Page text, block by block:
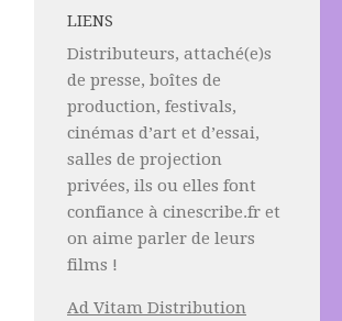
LIENS
Distributeurs, attaché(e)s
de presse, boîtes de
production, festivals,
cinémas d’art et d’essai,
salles de projection
privées, ils ou elles font
confiance à cinescribe.fr et
on aime parler de leurs
films !
Ad Vitam Distribution